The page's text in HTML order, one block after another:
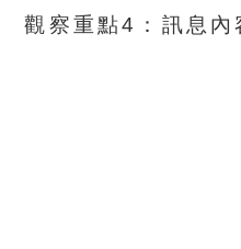
觀察重點4：訊息內